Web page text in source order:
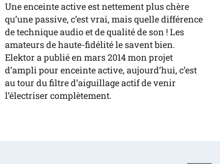
Une enceinte active est nettement plus chère
qu’une passive, c’est vrai, mais quelle différence
de technique audio et de qualité de son ! Les
amateurs de haute-fidélité le savent bien.
Elektor a publié en mars 2014 mon projet
d’ampli pour enceinte active, aujourd’hui, c’est
au tour du filtre d’aiguillage actif de venir
l’électriser complètement.